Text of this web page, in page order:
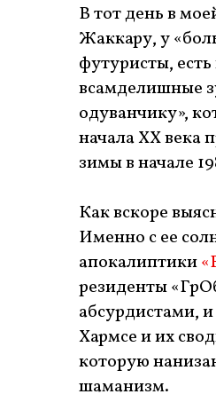
В тот день в
Жаккару, у
футуристы,
всамделишные
одуванчику»,
начала XX века
зимы в начале
Как вскоре
Именно с ее
апокалиптики
резиденты
абсурдистами,
Хармсе и их
которую
шаманизм.